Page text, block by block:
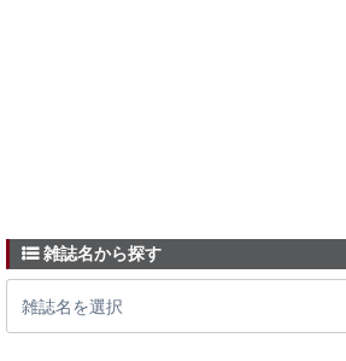
雑誌名から探す